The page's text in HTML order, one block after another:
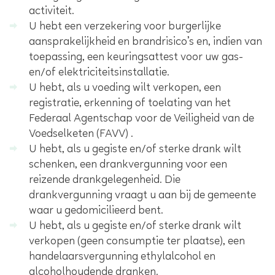
activiteit.
U hebt een verzekering voor burgerlijke
aansprakelijkheid en brandrisico’s en, indien van
toepassing, een keuringsattest voor uw gas-
en/of elektriciteitsinstallatie.
U hebt, als u voeding wilt verkopen, een
registratie, erkenning of toelating van het
Federaal Agentschap voor de Veiligheid van de
Voedselketen (FAVV) .
U hebt, als u gegiste en/of sterke drank wilt
schenken, een drankvergunning voor een
reizende drankgelegenheid. Die
drankvergunning vraagt u aan bij de gemeente
waar u gedomicilieerd bent.
U hebt, als u gegiste en/of sterke drank wilt
verkopen (geen consumptie ter plaatse), een
handelaarsvergunning ethylalcohol en